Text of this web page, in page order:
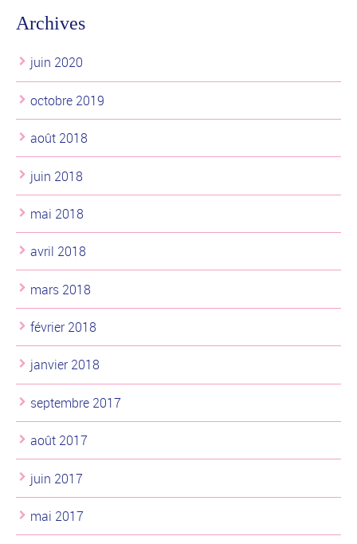
Archives
juin 2020
octobre 2019
août 2018
juin 2018
mai 2018
avril 2018
mars 2018
février 2018
janvier 2018
septembre 2017
août 2017
juin 2017
mai 2017